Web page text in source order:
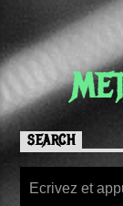
SEARCH